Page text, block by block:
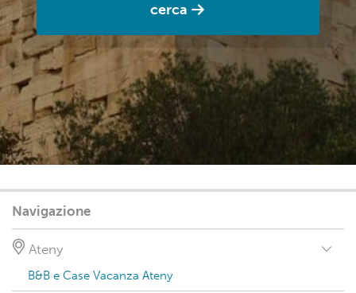
cerca
Navigazione
Ateny
B&B e Case Vacanza Ateny